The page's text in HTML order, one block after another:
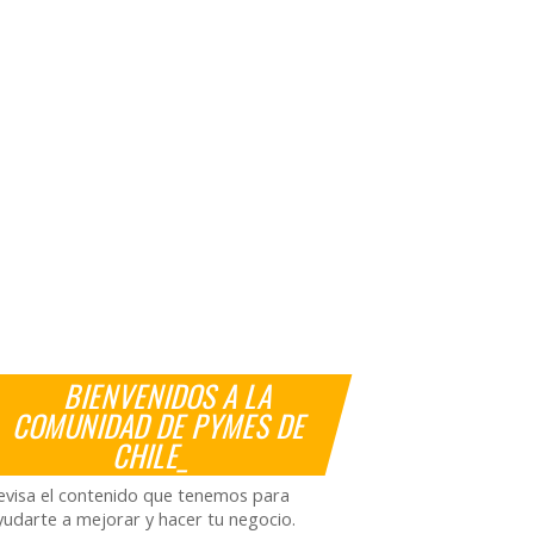
BIENVENIDOS A LA
COMUNIDAD DE PYMES DE
CHILE_
el contenido que tenemos para
a mejorar y hacer tu negocio.